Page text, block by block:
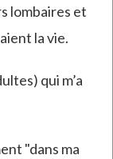
lombaires et
la vie.
qui m’a
"dans ma